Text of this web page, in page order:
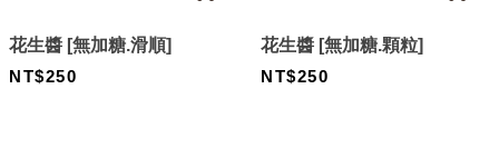
花生醬 [無加糖.滑順]
NT$250
花生醬 [無加糖.顆粒]
NT$250